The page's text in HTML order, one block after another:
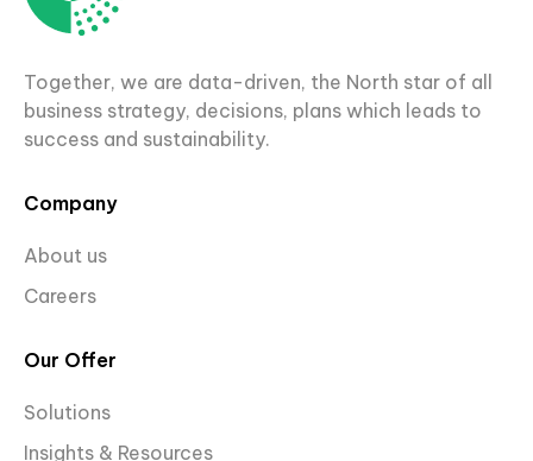
Together, we are data-driven, the North star of all
business strategy, decisions, plans which leads to
success and sustainability.
Company
About us
Careers
Our Offer
Solutions
Insights & Resources